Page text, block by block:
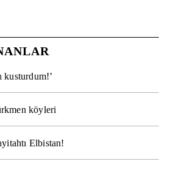
kusturdum!’
köyleri
Elbistan!